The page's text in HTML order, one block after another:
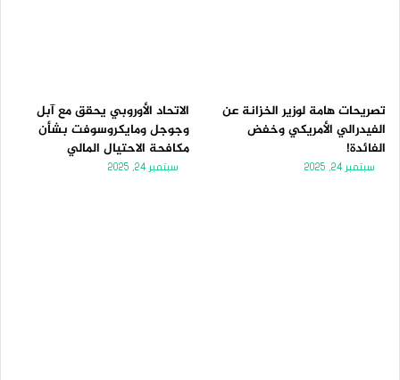
تصريحات هامة لوزير الخزانة عن
الفيدرالي الأمريكي وخفض
الفائدة!
سبتمبر 24, 2025
الاتحاد الأوروبي يحقق مع آبل
وجوجل ومايكروسوفت بشأن
مكافحة الاحتيال المالي
سبتمبر 24, 2025